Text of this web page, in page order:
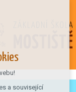
a související